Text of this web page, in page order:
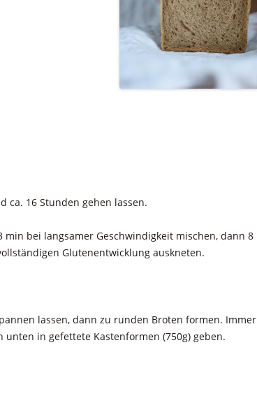
ca. 16 Stunden gehen lassen.
bei langsamer Geschwindigkeit mischen, dann 8
Glutenentwicklung auskneten.
lassen, dann zu runden Broten formen. Immer
in gefettete Kastenformen (750g) geben.